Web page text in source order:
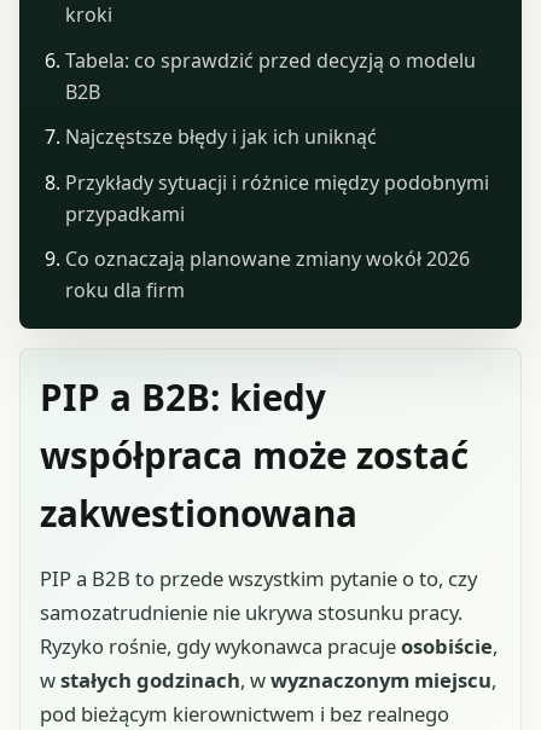
PIP a B2B: kiedy
współpraca może zostać
zakwestionowana
PIP a B2B to przede wszystkim pytanie o to, czy
samozatrudnienie nie ukrywa stosunku pracy.
Ryzyko rośnie, gdy wykonawca pracujeosobiście,
wstałych godzinach, wwyznaczonym miejscu,
pod bieżącym kierownictwem i bez realnego
kroki
Tabela: co sprawdzić przed decyzją o modelu
B2B
Najczęstsze błędy i jak ich uniknąć
Przykłady sytuacji i różnice między podobnymi
przypadkami
Co oznaczają planowane zmiany wokół 2026
roku dla firm